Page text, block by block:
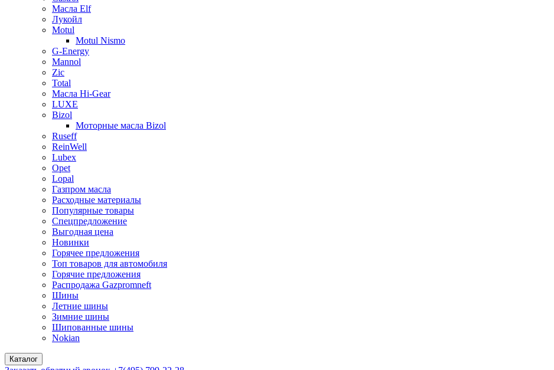
Масла Elf
Лукойл
Motul
Motul Nismo
G-Energy
Mannol
Zic
Total
Масла Hi-Gear
LUXE
Bizol
Моторные масла Bizol
Ruseff
ReinWell
Lubex
Opet
Lopal
Газпром масла
Расходные материалы
Популярные товары
Спецпредложение
Выгодная цена
Новинки
Горячее предложения
Топ товаров для автомобиля
Горячие предложения
Распродажа Gazpromneft
Шины
Летние шины
Зимние шины
Шипованные шины
Nokian
Каталог